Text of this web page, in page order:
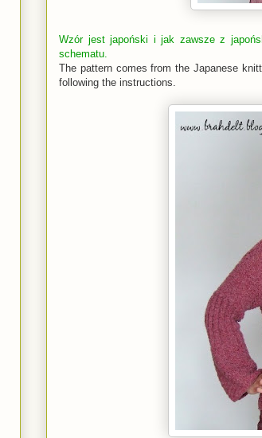
Wzór jest japoński i jak zawsze z
schematu.
The pattern comes from the Japanese
following the instructions.